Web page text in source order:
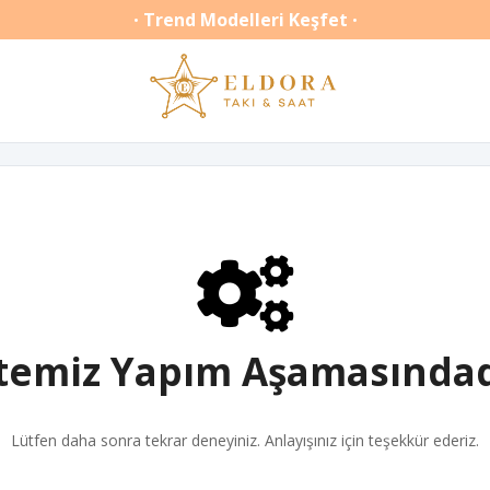
• Trend Modelleri Keşfet •
Yapım
Lütfen daha sonra tekrar deneyiniz. Anlayışınız için teşekkür ederiz.